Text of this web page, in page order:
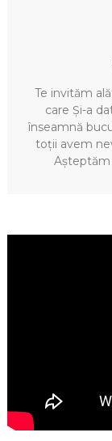
Te invităm
care Și-a
înseamnă
toții avem
Așteptăm